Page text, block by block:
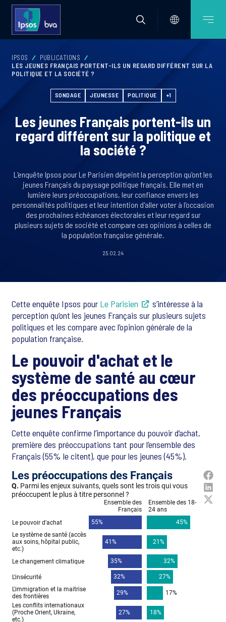
IPSOS
PUBLICATIONS
LES JEUNES FRANÇAIS PORTENT-ILS UN REGARD DIFFÉRENT SUR LA
POLITIQUE ET LA SOCIÉTÉ ?
SONDAGE JEUNESSE POLITIQUE +1
Les jeunes Français portent-ils un
regard différent sur la politique et
la société ?
L'enquête Ipsos pour Le Parisien dépeint la perception qu'ont les
jeunes Français du paysage politique français. Elle met en
lumière leurs préoccupations, leur confiance envers les
personnalités politiques et leur intention d'aller voter à l'occasion
des prochaines échéances électorales et leur regard sur
plusieurs sujets de société et compare ces opinions à celles de
la population française générale.
25.02.24
Cette enquête Ipsos pour Le Parisien
s’intéresse à la
perception qu’ont les jeunes Français sur plusieurs sujets
politiques et les compare avec l’opinion générale de la
population française.
Le pouvoir d'achat et le
système de santé au cœur
des préoccupations des
jeunes Français
Cette enquête confirme l’importance du pouvoir d’achat,
première des préoccupations tant pour l’ensemble des
Français (55% le citent), que pour les jeunes (45%).